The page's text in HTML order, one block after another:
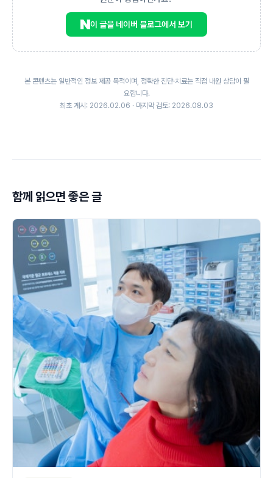
이 글을 네이버 블로그에서 보기
본 콘텐츠는 일반적인 정보 제공 목적이며, 정확한 진단·치료는 직접 내원 상담이 필
요합니다.
최초 게시: 2026.02.06 · 마지막 검토: 2026.08.03
함께 읽으면 좋은 글